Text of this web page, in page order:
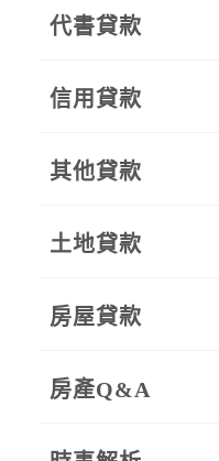
代書貸款
信用貸款
其他貸款
土地貸款
房屋貸款
房產Q&A